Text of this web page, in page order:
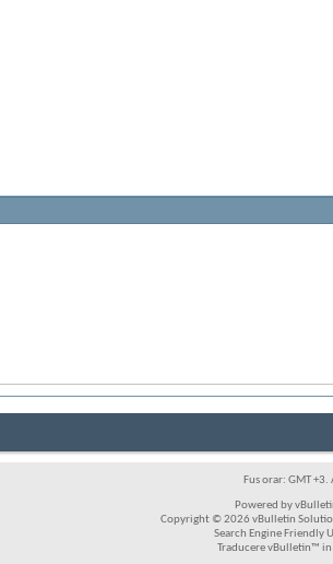
Fus orar: GMT +3.
Powered by
Copyright © 2026 vBulletin
Search Engine Friendly
Traducere vBulletin™ in